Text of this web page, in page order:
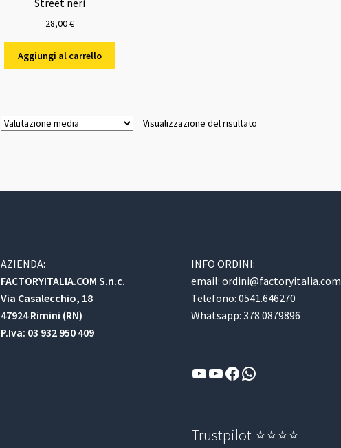
Street neri
28,00€
Aggiungi al carrello
Visualizzazione del risultato
AZIENDA:
FACTORYITALIA.COM S.n.c.
Via Casalecchio, 18
47924 Rimini (RN)
P.Iva: 03 932 950 409
INFO ORDINI:
email:ordini@factoryitalia.com
Telefono: 0541.646270
Whatsapp: 378.0879896
YouTube
YouTube
Facebook
WhatsApp
Trustpilot ⭐⭐⭐⭐